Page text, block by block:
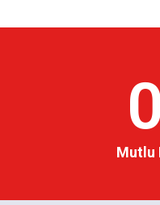
Mutlu
0